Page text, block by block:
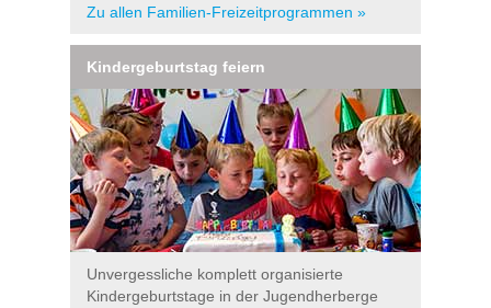
Zu allen Familien-Freizeitprogrammen »
Kindergeburtstag feiern
Unvergessliche komplett organisierte
Kindergeburtstage in der Jugendherberge